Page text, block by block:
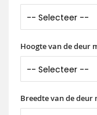
Hoogte van de deur
Breedte van de deur